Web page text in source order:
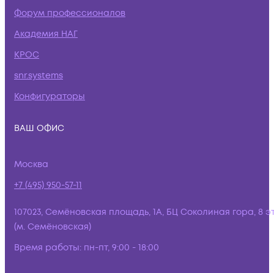
Форум профессионалов
Академия НАГ
КРОС
snr.systems
Конфигураторы
ВАШ ОФИС
Москва
+7 (495) 950-57-11
107023, Семёновская площадь, 1А, БЦ Соколиная гора, 8
(м. Семёновская)
Время работы: пн-пт, 9:00 - 18:00